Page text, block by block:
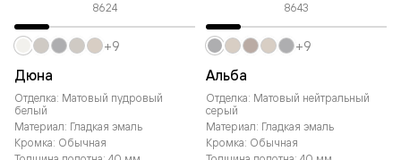
8624
Дюна
Отделка: Матовый пудровый
белый
Материал: Гладкая эмаль
Кромка: Обычная
+9
8643
Альба
Отделка: Матовый нейтральный
серый
Материал: Гладкая эмаль
Кромка: Обычная
+9